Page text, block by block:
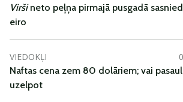
Viršineto peļņa pirmajā pusgadā
eiro
VIEDOKĻI
Naftas cena zem 80 dolāriem; vai
uzelpot